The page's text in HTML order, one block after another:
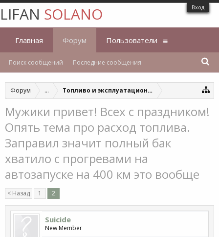
Вход
Форум ... Топливо и эксплуатационные жидкости
Мужики привет! Всех с праздником!
Опять тема про расход топлива.
Заправил значит полный бак
хватило с прогревами на
автозапуске на 400 км это вообще
< Назад 1 2
Suicide
New Member
LIFAN SOLANO
Главная Форум
Поиск сообщений Последние сообщения
Пользователи